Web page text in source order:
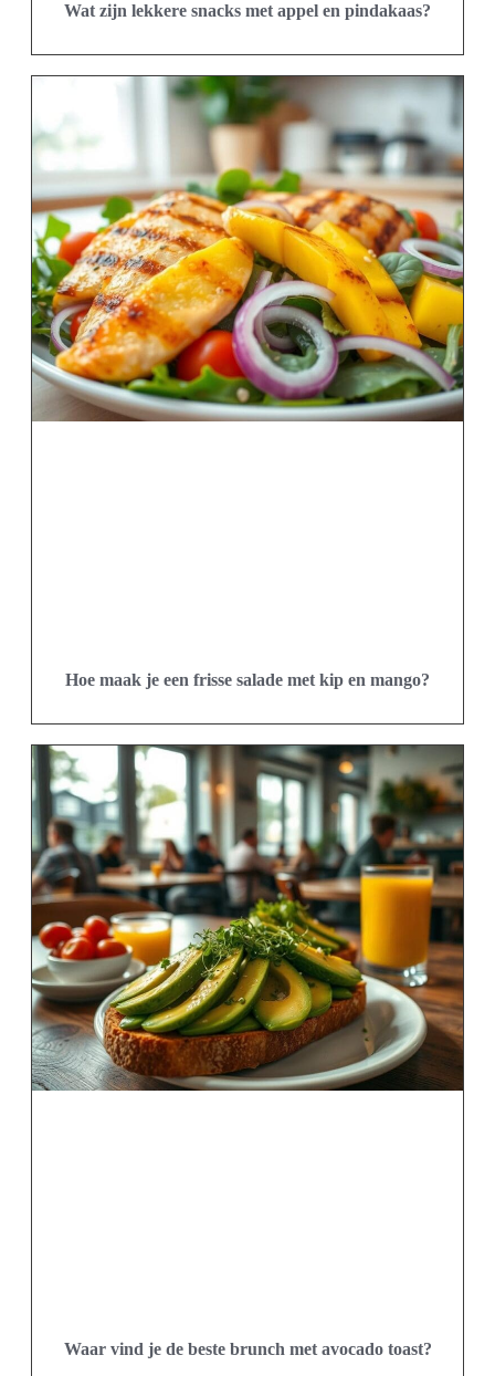
Wat zijn lekkere snacks met appel en pindakaas?
Hoe maak je een frisse salade met kip en mango?
Waar vind je de beste brunch met avocado toast?